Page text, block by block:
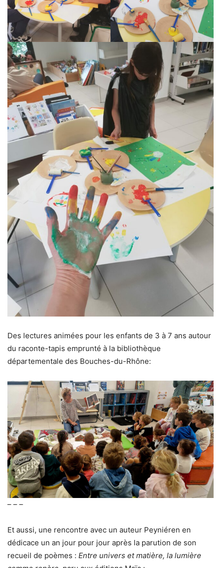
Des lectures animées pour les enfants de 3 à 7 ans autour
du raconte-tapis emprunté à la bibliothèque
départementale des Bouches-du-Rhône:
– – –
Et aussi, une rencontre avec un auteur Peyniéren en
dédicace un an jour pour jour après la parution de son
recueil de poèmes : Entre univers et matière, la lumière